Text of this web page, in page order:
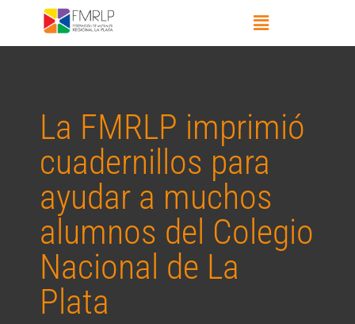
La FMRLP imprimió
cuadernillos para
ayudar a muchos
alumnos del Colegio
Nacional de La
Plata